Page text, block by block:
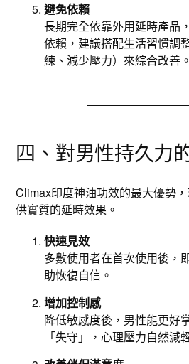
避免依賴
長期完全依靠外用延時產品
依賴，建議搭配生活習慣調
練、減少壓力）來綜合改善。
四、對男性持久力
Climax印度神油功效的最大優勢
供實質的延時效果。
快速見效
多數使用者在首次使用後，
助恢復自信。
增加控制感
降低敏感度後，男性能更好
「失守」，心理壓力自然減